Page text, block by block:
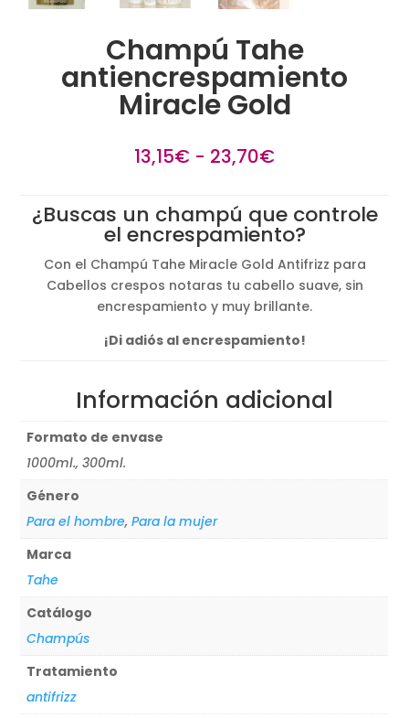
Champú Tahe
antiencrespamiento
Miracle Gold
13,15€ - 23,70€Rango
desde
13,15€
hasta
23,70€
¿Buscas un champú que controle
el encrespamiento?
Con el Champú Tahe Miracle Gold Antifrizz para
Cabellos crespos notaras tu cabello suave, sin
encrespamiento y muy brillante.
¡Di adiós al encrespamiento!
Información adicional
Formato de envase
1000ml., 300ml.
Género
Para el hombre,Para la mujer
Marca
Tahe
Catálogo
Champús
Tratamiento
antifrizz